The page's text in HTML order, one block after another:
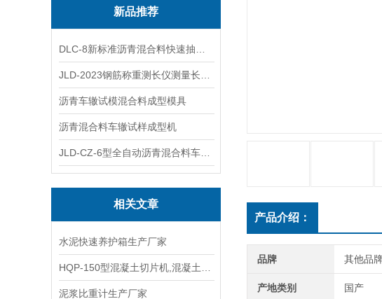
新品推荐
沥青车辙试模混合料成型模具
沥青混合料车辙试样成型机
相关文章
水泥快速养护箱生产厂家
泥浆比重计生产厂家
产品介绍：
品牌 其他品牌
产地类别 国产